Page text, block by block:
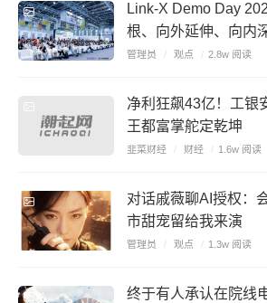
Link-X Demo Day
根、向外延伸、向内
管理员 / 观点 / 2.8w 阅读
净利狂飙43亿！工银
王都富掌舵定乾坤
韭菜财经 / 财经 / 1.6w 阅读
对话戚薇聊AI授权：
市甜宠留给我来演
管理员 / 观点 / 1.3w 阅读
终于有人承认在院线